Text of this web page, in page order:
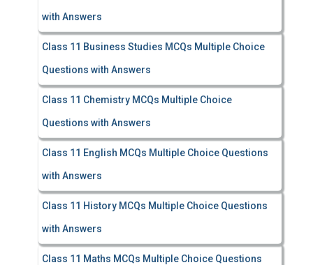
with Answers
Class 11 Business Studies MCQs Multiple Choice
Questions with Answers
Class 11 Chemistry MCQs Multiple Choice
Questions with Answers
Class 11 English MCQs Multiple Choice Questions
with Answers
Class 11 History MCQs Multiple Choice Questions
with Answers
Class 11 Maths MCQs Multiple Choice Questions